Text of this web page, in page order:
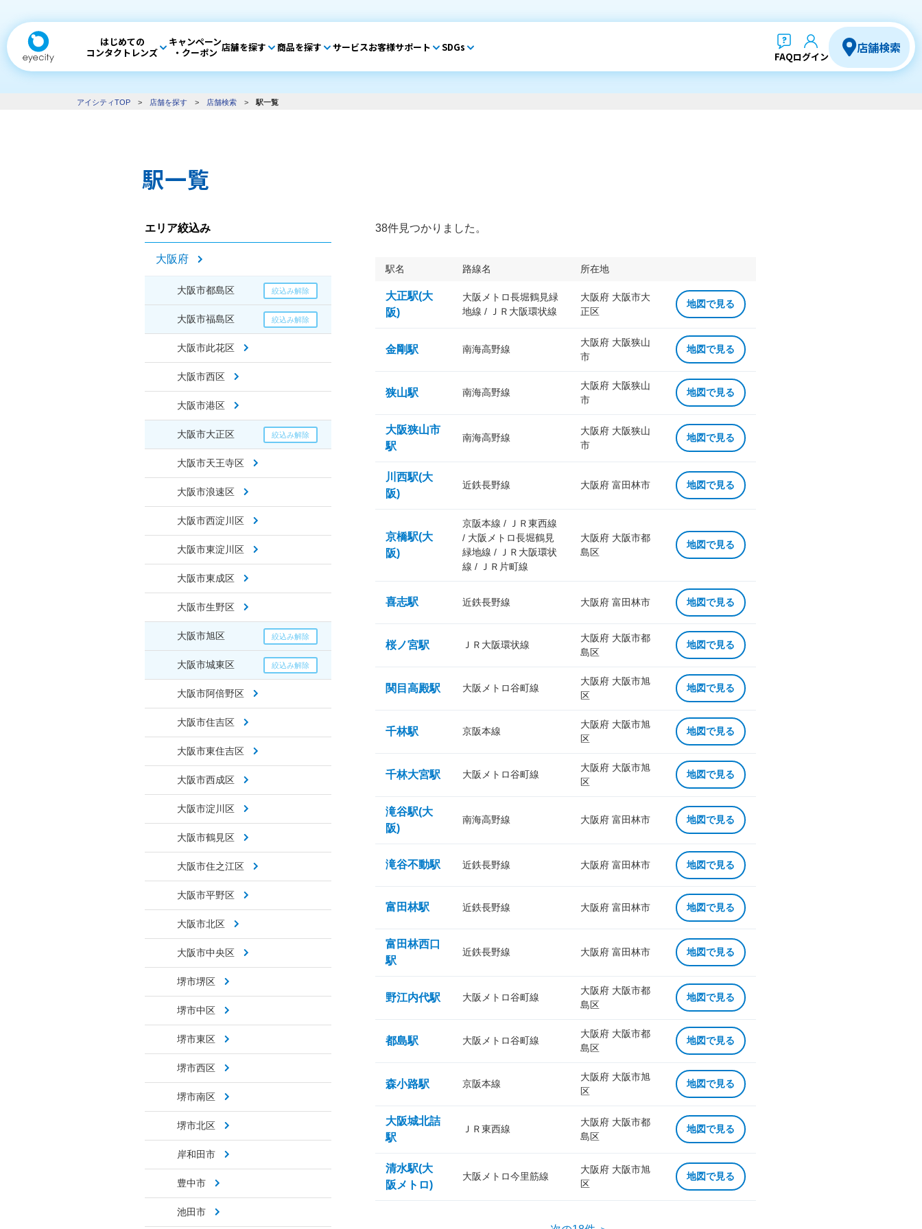
はじめての
コンタクトレンズ
キャンペーン
・クーポン 店舗を探す 商品を探す サービスお客様サポート SDGs
FAQログイン
店舗検索
アイシティTOP > 店舗を探す > 店舗検索 > 駅一覧
駅一覧
エリア絞込み
大阪府
大阪市都島区
大阪市福島区
大阪市此花区
大阪市西区
大阪市港区
大阪市大正区
大阪市天王寺区
大阪市浪速区
大阪市西淀川区
大阪市東淀川区
大阪市東成区
大阪市生野区
大阪市旭区
大阪市城東区
大阪市阿倍野区
大阪市住吉区
大阪市東住吉区
大阪市西成区
大阪市淀川区
大阪市鶴見区
大阪市住之江区
大阪市平野区
大阪市北区
大阪市中央区
堺市堺区
堺市中区
堺市東区
堺市西区
堺市南区
堺市北区
岸和田市
豊中市
池田市
38件見つかりました。
駅名 路線名 所在地
大正駅(大
阪)
大阪メトロ長堀鶴見緑
地線 / ＪＲ大阪環状線
大阪府 大阪市大
正区
地図で見る
金剛駅 南海高野線
大阪府 大阪狭山
市
地図で見る
狭山駅 南海高野線
大阪府 大阪狭山
市
地図で見る
大阪狭山市
駅
南海高野線
大阪府 大阪狭山
市
地図で見る
川西駅(大
阪)
近鉄長野線 大阪府 富田林市 地図で見る
京橋駅(大
阪)
京阪本線 / ＪＲ東西線
/ 大阪メトロ長堀鶴見
緑地線 / ＪＲ大阪環状
線 / ＪＲ片町線
大阪府 大阪市都
島区
地図で見る
喜志駅 近鉄長野線 大阪府 富田林市 地図で見る
桜ノ宮駅 ＪＲ大阪環状線
大阪府 大阪市都
島区
地図で見る
関目高殿駅 大阪メトロ谷町線
大阪府 大阪市旭
区
地図で見る
千林駅 京阪本線
大阪府 大阪市旭
区
地図で見る
千林大宮駅 大阪メトロ谷町線
大阪府 大阪市旭
区
地図で見る
滝谷駅(大
阪)
南海高野線 大阪府 富田林市 地図で見る
滝谷不動駅 近鉄長野線 大阪府 富田林市 地図で見る
富田林駅 近鉄長野線 大阪府 富田林市 地図で見る
富田林西口
駅
近鉄長野線 大阪府 富田林市 地図で見る
野江内代駅 大阪メトロ谷町線
大阪府 大阪市都
島区
地図で見る
都島駅 大阪メトロ谷町線
大阪府 大阪市都
島区
地図で見る
森小路駅 京阪本線
大阪府 大阪市旭
区
地図で見る
大阪城北詰
駅
ＪＲ東西線
大阪府 大阪市都
島区
地図で見る
清水駅(大
阪メトロ)
大阪メトロ今里筋線
大阪府 大阪市旭
区
地図で見る